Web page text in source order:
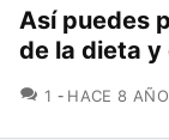
Así puedes
de la dieta y
1 COMENTARIOS
HACE 8